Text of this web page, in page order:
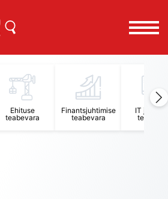
Ehituse
teabevara
Finantsjuhtimise
teabevara
IT